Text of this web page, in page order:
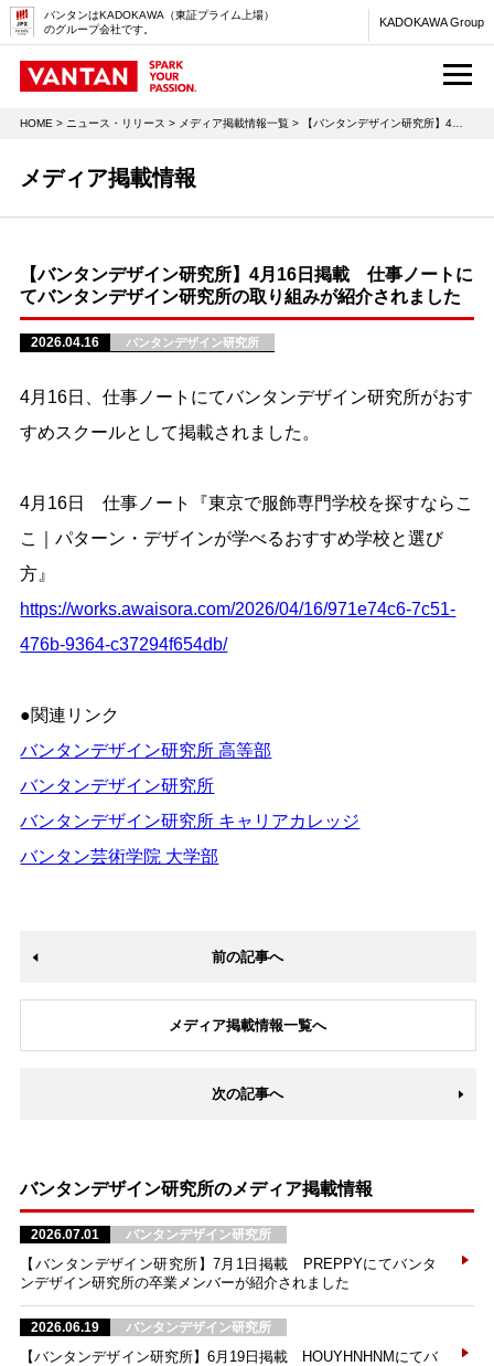
バンタンはKADOKAWA（東証プライム上場）
のグループ会社です。
KADOKAWA Group
HOME > ニュース・リリース > メディア掲載情報一覧 > 【バンタンデザイン研究所】4月16日掲載 仕事ノートにてバンタンデザイン研究所の取り組みが紹介されました
メディア掲載情報
【バンタンデザイン研究所】4月16日掲載 仕事ノートに
てバンタンデザイン研究所の取り組みが紹介されました
2026.04.16 バンタンデザイン研究所
4月16日、仕事ノートにてバンタンデザイン研究所がおす
すめスクールとして掲載されました。
4月16日 仕事ノート『東京で服飾専門学校を探すならこ
こ｜パターン・デザインが学べるおすすめ学校と選び
方』
https://works.awaisora.com/2026/04/16/971e74c6-7c51-
476b-9364-c37294f654db/
●関連リンク
バンタンデザイン研究所 高等部
バンタンデザイン研究所
バンタンデザイン研究所 キャリアカレッジ
バンタン芸術学院 大学部
前の記事へ
メディア掲載情報一覧へ
次の記事へ
バンタンデザイン研究所のメディア掲載情報
2026.07.01 バンタンデザイン研究所
【バンタンデザイン研究所】7月1日掲載 PREPPYにてバンタ
ンデザイン研究所の卒業メンバーが紹介されました
2026.06.19 バンタンデザイン研究所
【バンタンデザイン研究所】6月19日掲載 HOUYHNHNMにてバ